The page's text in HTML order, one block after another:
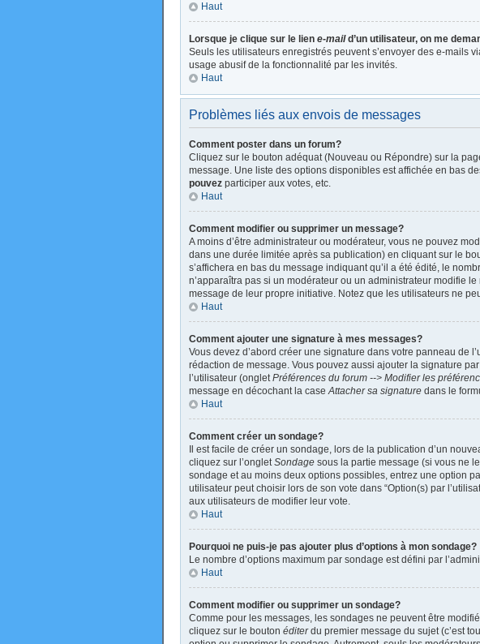
Haut
Lorsque je clique sur le lien e-maild’un utilisateur, on me
Seuls les utilisateurs enregistrés peuvent s’envoyer des e-mails
usage abusif de la fonctionnalité par les invités.
Haut
Problèmes liés aux envois de messages
Comment poster dans un forum?
Cliquez sur le bouton adéquat (Nouveau ou Répondre) sur la
message. Une liste des options disponibles est affichée en bas
pouvez participer aux votes, etc.
Haut
Comment modifier ou supprimer un message?
A moins d’être administrateur ou modérateur, vous ne pouvez
dans une durée limitée après sa publication) en cliquant sur le
s’affichera en bas du message indiquant qu’il a été édité, le
n’apparaîtra pas si un modérateur ou un administrateur modifie
message de leur propre initiative. Notez que les utilisateurs ne
Haut
Comment ajouter une signature à mes messages?
Vous devez d’abord créer une signature dans votre panneau de
rédaction de message. Vous pouvez aussi ajouter la signature
l’utilisateur (ongletPréférences du forum --> Modifier les
message en décochant la caseAttacher sa signature dans le
Haut
Comment créer un sondage?
Il est facile de créer un sondage, lors de la publication d’un
cliquez sur l’ongletSondage sous la partie message (si vous ne
sondage et au moins deux options possibles, entrez une option
utilisateur peut choisir lors de son vote dans “Option(s) par
aux utilisateurs de modifier leur vote.
Haut
Pourquoi ne puis-je pas ajouter plus d’options à mon sondage?
Le nombre d’options maximum par sondage est défini par
Haut
Comment modifier ou supprimer un sondage?
Comme pour les messages, les sondages ne peuvent être
cliquez sur le bouton éditerdu premier message du sujet (c’est